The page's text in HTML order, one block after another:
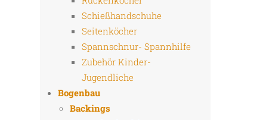
Schießhandschuhe
Seitenköcher
Spannschnur- Spannhilfe
Zubehör Kinder-
Jugendliche
Bogenbau
Backings